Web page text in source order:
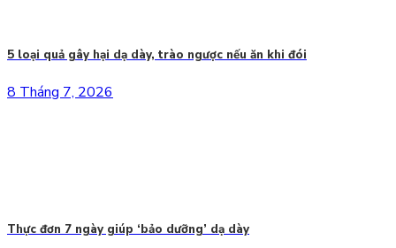
5 loại quả gây hại dạ dày, trào ngược nếu ăn khi đói
8 Tháng 7, 2026
Thực đơn 7 ngày giúp ‘bảo dưỡng’ dạ dày